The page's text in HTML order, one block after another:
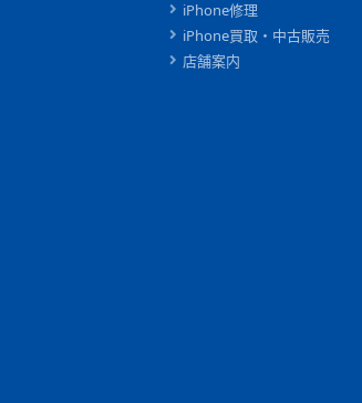
iPhone修理
iPhone買取・中古販売
店舗案内